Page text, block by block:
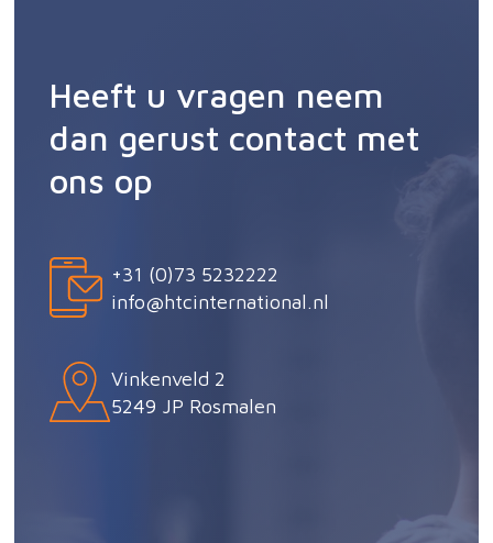
Heeft u vragen neem
dan gerust contact met
ons op
+31 (0)73 5232222
info@htcinternational.nl
Vinkenveld 2
5249 JP Rosmalen